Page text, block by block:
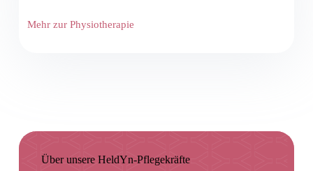
Mehr zur Physiotherapie
Über unsere HeldYn-Pflegekräfte